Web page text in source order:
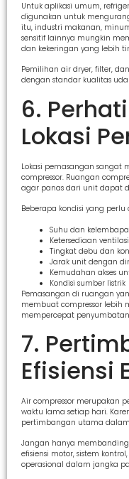
Untuk aplikasi umum,
digunakan untuk
itu, industri makanan,
sensitif lainnya mungkin
dan kekeringan yang lebih
Pemilihan air dryer, filter,
dengan standar kualitas
6.
Lokasi
Lokasi pemasangan
compressor. Ruangan
agar panas dari unit dapat
Beberapa kondisi yang
Suhu dan
Ketersediaan ventilasi
Tingkat debu dan
Jarak unit dengan
Kemudahan akses
Kondisi sumber listrik
Pemasangan di ruangan
membuat compressor lebih
mempercepat
7.
Efisiensi
Air compressor merupakan
waktu lama setiap hari.
pertimbangan utama
Jangan hanya
efisiensi motor, sistem
operasional dalam jangka